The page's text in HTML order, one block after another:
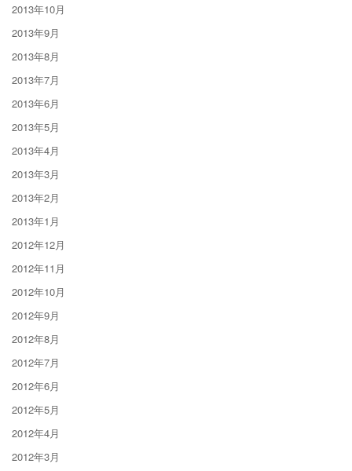
2013年10月
2013年9月
2013年8月
2013年7月
2013年6月
2013年5月
2013年4月
2013年3月
2013年2月
2013年1月
2012年12月
2012年11月
2012年10月
2012年9月
2012年8月
2012年7月
2012年6月
2012年5月
2012年4月
2012年3月